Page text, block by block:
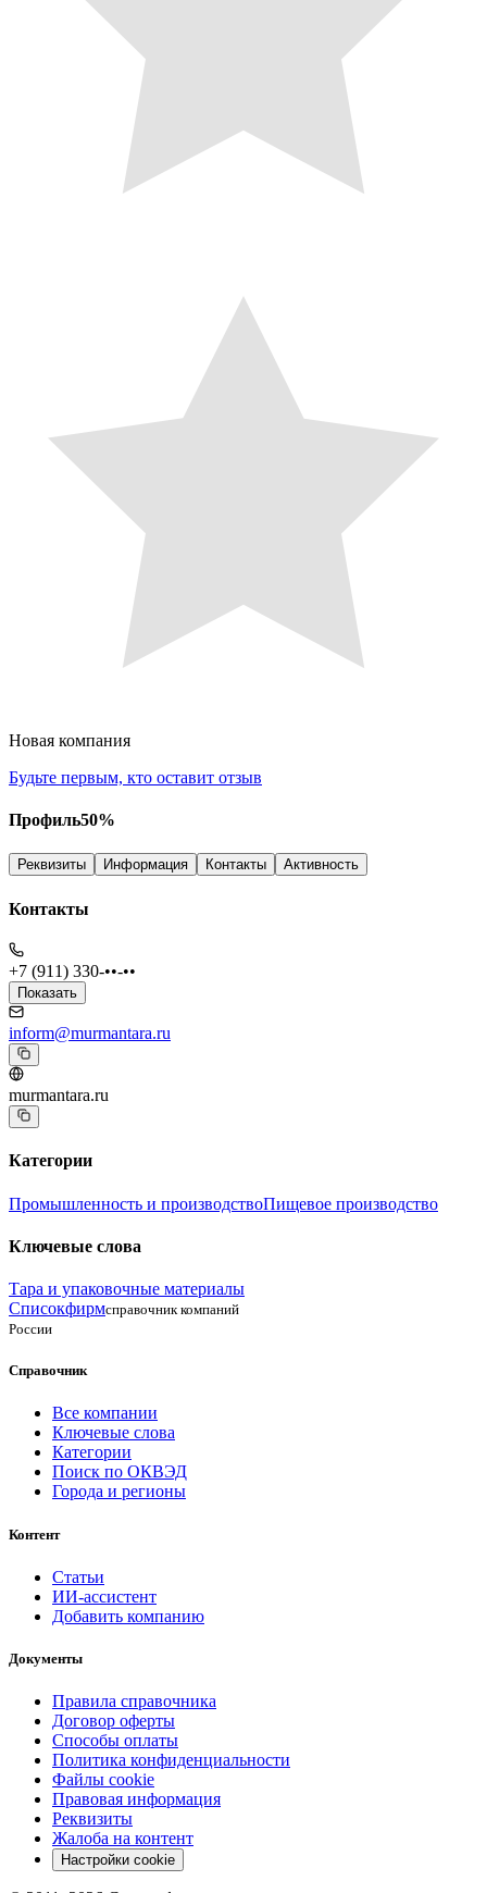
Новая компания
Будьте первым, кто оставит отзыв
Профиль50%
Реквизиты Информация Контакты Активность
Контакты
+7 (911) 330-••-••
Показать
inform@murmantara.ru
murmantara.ru
Категории
Промышленность и производствоПищевое производство
Ключевые слова
Тара и упаковочные материалы
Списокфирмсправочник компаний
России
Справочник
Все компании
Ключевые слова
Категории
Поиск по ОКВЭД
Города и регионы
Контент
Статьи
ИИ-ассистент
Добавить компанию
Документы
Правила справочника
Договор оферты
Способы оплаты
Политика конфиденциальности
Файлы cookie
Правовая информация
Реквизиты
Жалоба на контент
Настройки cookie